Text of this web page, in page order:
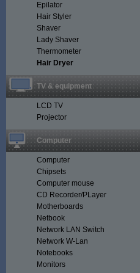
Epilator
Hair Styler
Shaver
Lady Shaver
Thermometer
Hair Dryer
TV & equipment
LCD TV
Projector
Computer
Computer
Chipsets
Computer mouse
CD Recorder/PLayer
Motherboards
Netbook
Network LAN Switch
Network W-Lan
Notebooks
Monitors